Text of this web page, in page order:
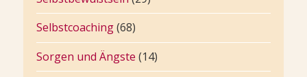
Selbstcoaching(68)
Sorgen und Ängste (14)